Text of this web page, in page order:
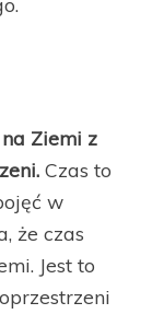
Ziemi z
Czas to
w
że czas
Jest to